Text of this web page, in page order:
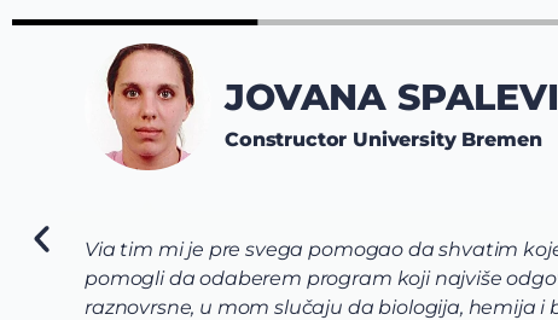
Via tim mi je pre svega pomogao da shvatim
pomogli da odaberem program koji najviše
raznovrsne, u mom slučaju da biologija, hemija
JOVANA
Constructor University Bremen